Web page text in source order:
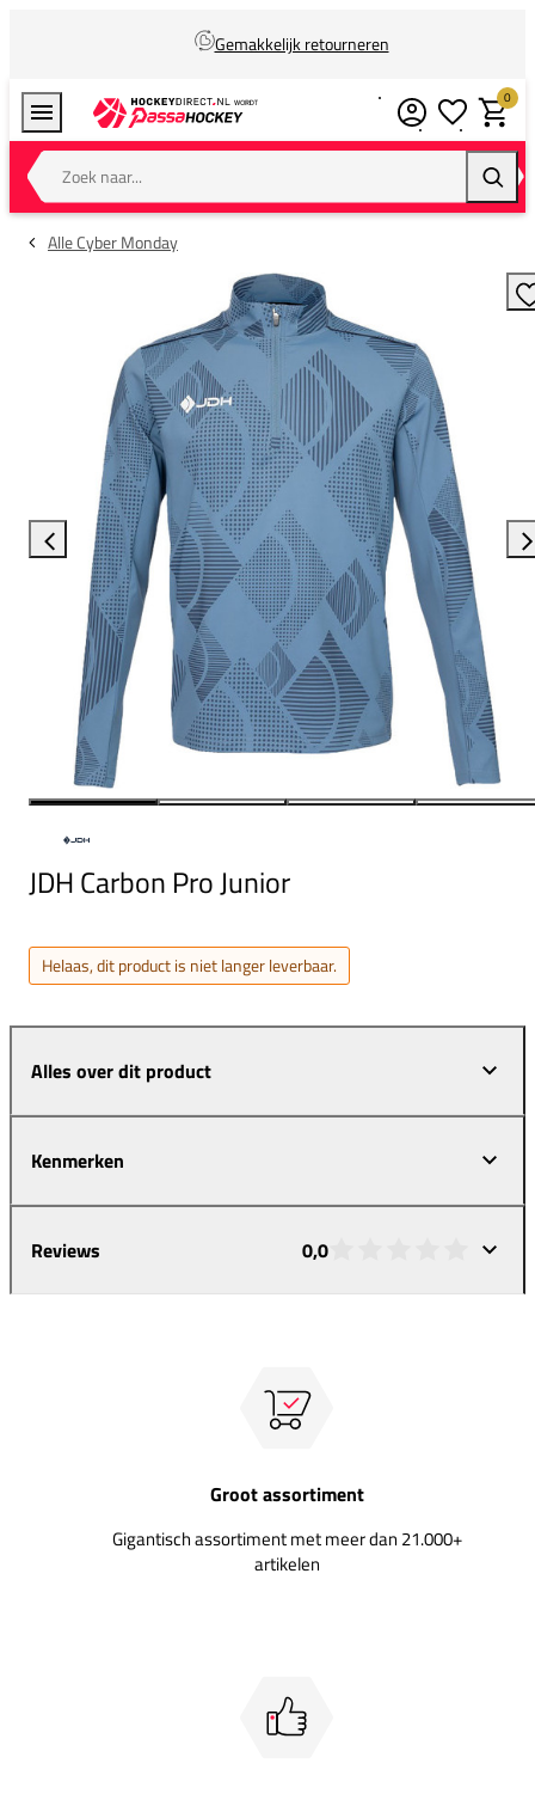
Gemakkelijk retourneren
Zoek naar...
0
Alle Cyber Monday
JDH Carbon Pro Junior
Helaas, dit product is niet langer leverbaar.
Alles over dit product
Kenmerken
Reviews 0,0
Groot assortiment
Gigantisch assortiment met meer dan 21.000+
artikelen